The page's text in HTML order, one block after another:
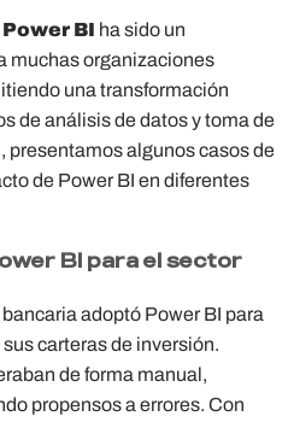
BI ha sido un
muchas organizaciones
una transformación
de análisis de datos y toma de
presentamos algunos casos de
de Power BI en diferentes
BI para el sector
adoptó Power BI para
carteras de inversión.
de forma manual,
propensos a errores. Con